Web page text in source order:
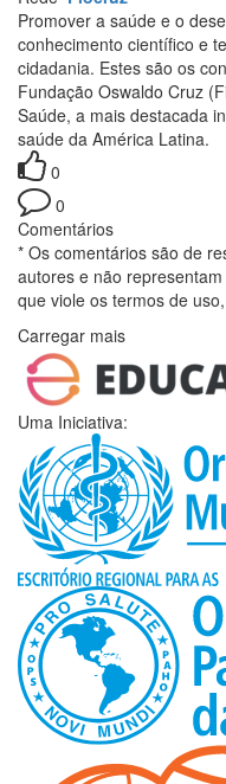
Promover a saúde e o
conhecimento científico e
cidadania. Estes são os
Fundação Oswaldo Cruz
Saúde, a mais destacada
saúde da América Latina.
0
0
Comentários
* Os comentários são de
autores e não
que viole os termos de
Carregar mais
Uma Iniciativa: